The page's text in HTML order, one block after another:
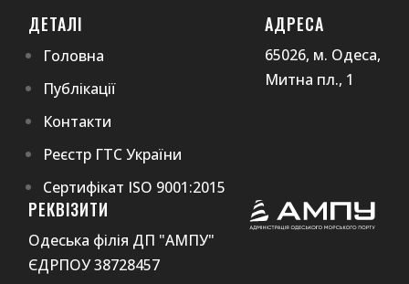
ДЕТАЛІ
Головна
Публікації
Контакти
Реєстр ГТС України
Сертифікат ISO 9001:2015
АДРЕСА
65026, м. Одеса,
Митна пл., 1
РЕКВІЗИТИ
Одеська філія ДП "АМПУ"
ЄДРПОУ 38728457